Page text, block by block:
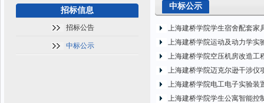
招标信息
招标公告
中标公示
中标公示
上海建桥学院学生宿舍配套家
上海建桥学院运动及动力学实
上海建桥学院空压机房改造工
上海建桥学院迈克尔逊干涉仪
上海建桥学院电工电子实验装
上海建桥学院学生公寓智能控